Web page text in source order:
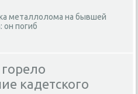
металлолома на бывшей
он погиб
кадетского